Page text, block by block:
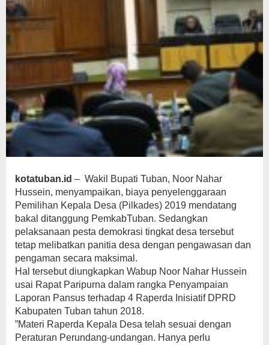
kotatuban.id – Wakil Bupati Tuban, Noor Nahar
Hussein, menyampaikan, biaya penyelenggaraan
Pemilihan Kepala Desa (Pilkades) 2019 mendatang
bakal ditanggung PemkabTuban. Sedangkan
pelaksanaan pesta demokrasi tingkat desa tersebut
tetap melibatkan panitia desa dengan pengawasan dan
pengaman secara maksimal.
Hal tersebut diungkapkan Wabup Noor Nahar Hussein
usai Rapat Paripurna dalam rangka Penyampaian
Laporan Pansus terhadap 4 Raperda Inisiatif DPRD
Kabupaten Tuban tahun 2018.
”Materi Raperda Kepala Desa telah sesuai dengan
Peraturan Perundang-undangan. Hanya perlu